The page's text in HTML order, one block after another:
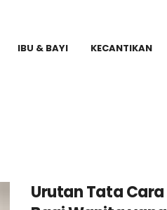
IBU & BAYI KECANTIKAN
Urutan Tata